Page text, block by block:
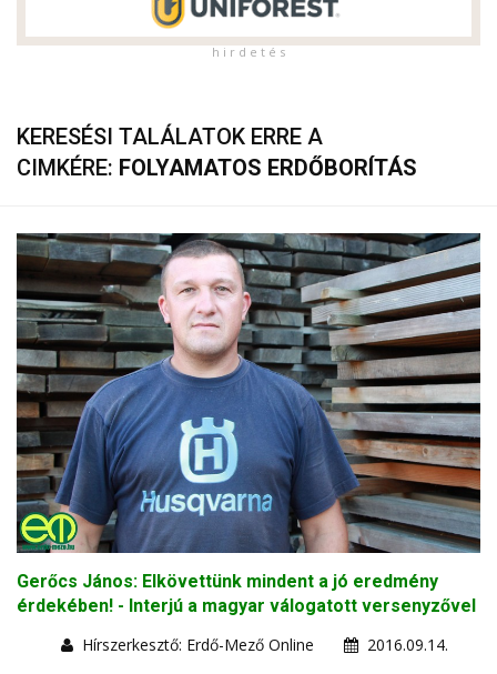
h i r d e t é s
KERESÉSI TALÁLATOK ERRE A
CIMKÉRE: FOLYAMATOS ERDŐBORÍTÁS
Gerőcs János: Elkövettünk mindent a jó eredmény
érdekében! - Interjú a magyar válogatott versenyzővel
Hírszerkesztő: Erdő-Mező Online
2016.09.14.